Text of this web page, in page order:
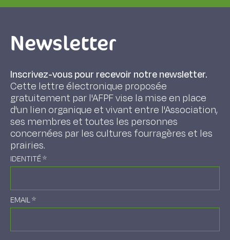
Newsletter
Inscrivez-vous pour recevoir notre newsletter.
Cette lettre électronique proposée
gratuitement par l'AFPF vise la mise en place
d'un lien organique et vivant entre l'Association,
ses membres et toutes les personnes
concernées par les cultures fourragères et les
prairies.
IDENTITÉ*
EMAIL*